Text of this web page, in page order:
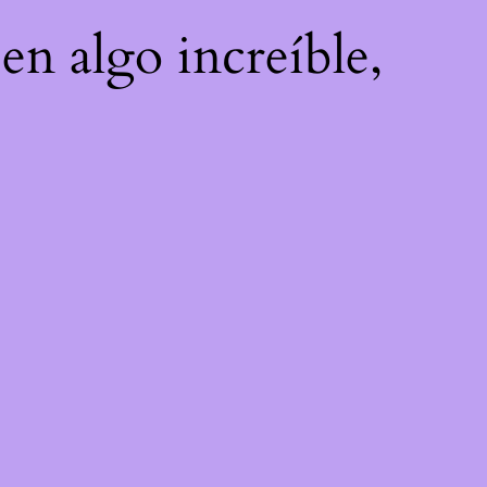
en algo increíble,